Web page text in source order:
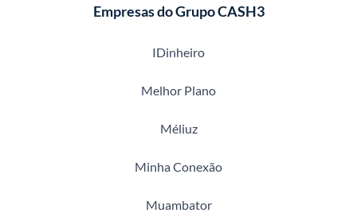
Empresas do Grupo CASH3
IDinheiro
Melhor Plano
Méliuz
Minha Conexão
Muambator